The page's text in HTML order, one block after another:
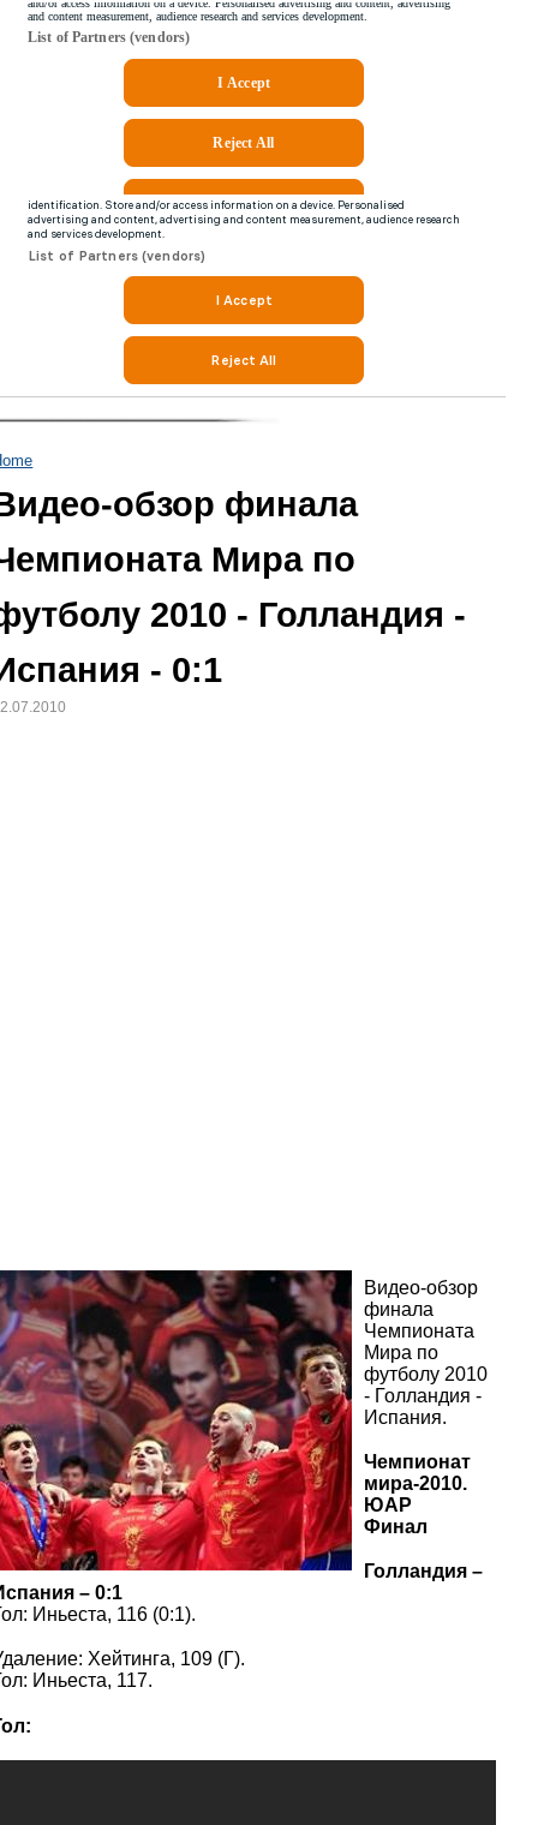
обзор финала
Мира по
2010 - Голландия -
- 0:1
Видео-обзор
финала
Чемпионата
Мира по
футболу 2010
- Голландия -
Испания.
Чемпионат
мира-2010.
ЮАР
Финал
Голландия –
– 0:1
Иньеста, 116 (0:1).
Хейтинга, 109 (Г).
Иньеста, 117.